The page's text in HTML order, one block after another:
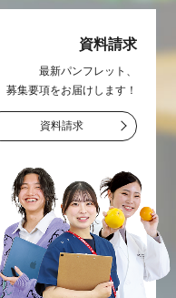
資料請求
最新パンフレット、
募集要項をお届け します！
資料請求